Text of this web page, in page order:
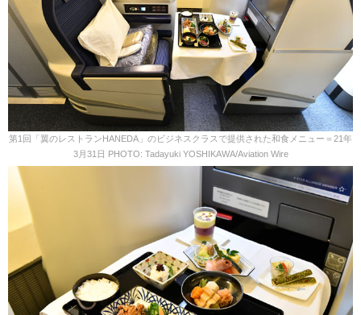
第1回「翼のレストランHANEDA」のビジネスクラスで提供された和食メニュー＝21年
3月31日 PHOTO: Tadayuki YOSHIKAWA/Aviation Wire